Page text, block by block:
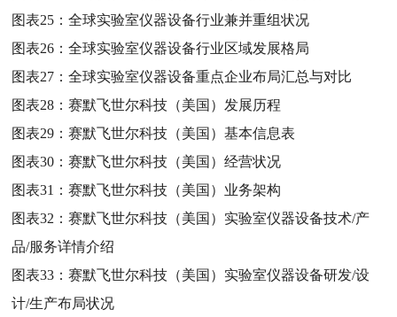
图表25：全球实验室仪器设备行业兼并重组状况
图表26：全球实验室仪器设备行业区域发展格局
图表27：全球实验室仪器设备重点企业布局汇总与对比
图表28：赛默飞世尔科技（美国）发展历程
图表29：赛默飞世尔科技（美国）基本信息表
图表30：赛默飞世尔科技（美国）经营状况
图表31：赛默飞世尔科技（美国）业务架构
图表32：赛默飞世尔科技（美国）实验室仪器设备技术/产
品/服务详情介绍
图表33：赛默飞世尔科技（美国）实验室仪器设备研发/设
计/生产布局状况